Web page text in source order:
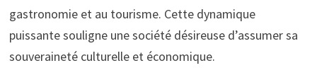
gastronomie et au tourisme. Cette dynamique
puissante souligne une société désireuse d’assumer sa
souveraineté culturelle et économique.